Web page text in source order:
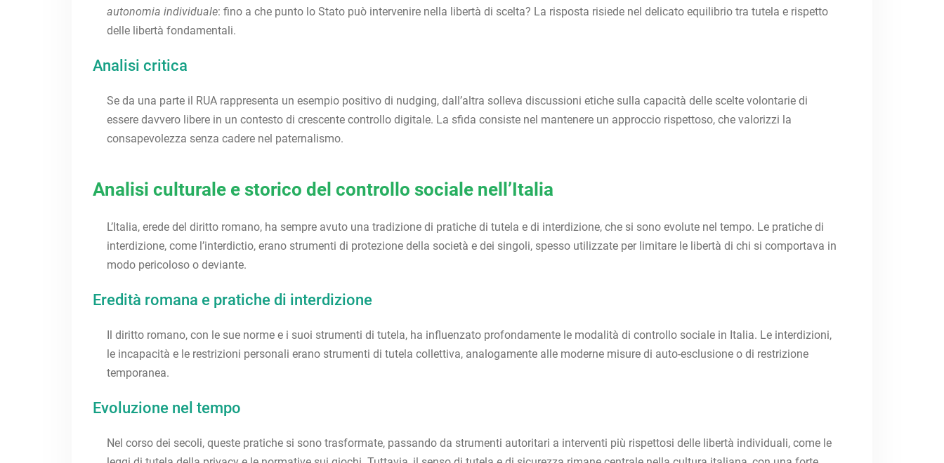
autonomia individuale: fino a che punto lo Stato può intervenire nella libertà di scelta? La risposta risiede nel delicato equilibrio tra tutela e rispetto
delle libertà fondamentali.
Analisi critica
Se da una parte il RUA rappresenta un esempio positivo di nudging, dall’altra solleva discussioni etiche sulla capacità delle scelte volontarie di
essere davvero libere in un contesto di crescente controllo digitale. La sfida consiste nel mantenere un approccio rispettoso, che valorizzi la
consapevolezza senza cadere nel paternalismo.
Analisi culturale e storico del controllo sociale nell’Italia
L’Italia, erede del diritto romano, ha sempre avuto una tradizione di pratiche di tutela e di interdizione, che si sono evolute nel tempo. Le pratiche di
interdizione, come l’interdictio, erano strumenti di protezione della società e dei singoli, spesso utilizzate per limitare le libertà di chi si comportava in
modo pericoloso o deviante.
Eredità romana e pratiche di interdizione
Il diritto romano, con le sue norme e i suoi strumenti di tutela, ha influenzato profondamente le modalità di controllo sociale in Italia. Le interdizioni,
le incapacità e le restrizioni personali erano strumenti di tutela collettiva, analogamente alle moderne misure di auto-esclusione o di restrizione
temporanea.
Evoluzione nel tempo
Nel corso dei secoli, queste pratiche si sono trasformate, passando da strumenti autoritari a interventi più rispettosi delle libertà individuali, come le